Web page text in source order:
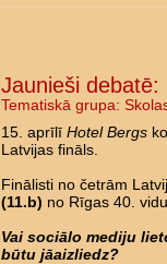
Jaunieši debatē:
Tematiskā grupa:
15. aprīlī Hotel Bergs
Latvijas fināls.
Finālisti no četrām
(11.b) no Rīgas 40.
Vai sociālo mediju
būtu jāaizliedz?